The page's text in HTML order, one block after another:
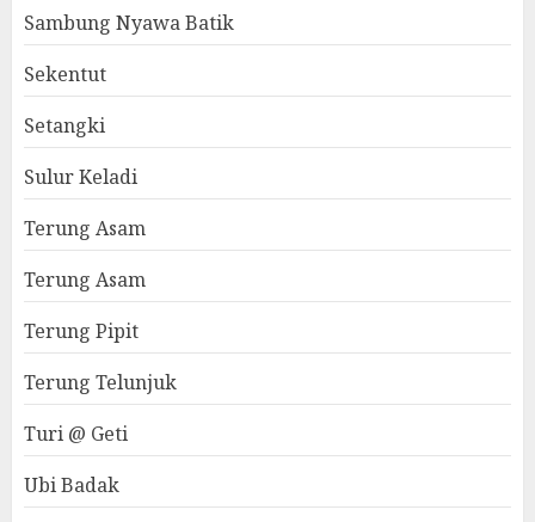
Sambung Nyawa Batik
Sekentut
Setangki
Sulur Keladi
Terung Asam
Terung Asam
Terung Pipit
Terung Telunjuk
Turi @ Geti
Ubi Badak